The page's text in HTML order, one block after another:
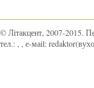
© Літакцент, 2007-2015.
тел.:
, е-маіl: